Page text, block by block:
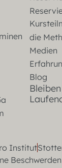
die
Medien
Blog
Institut